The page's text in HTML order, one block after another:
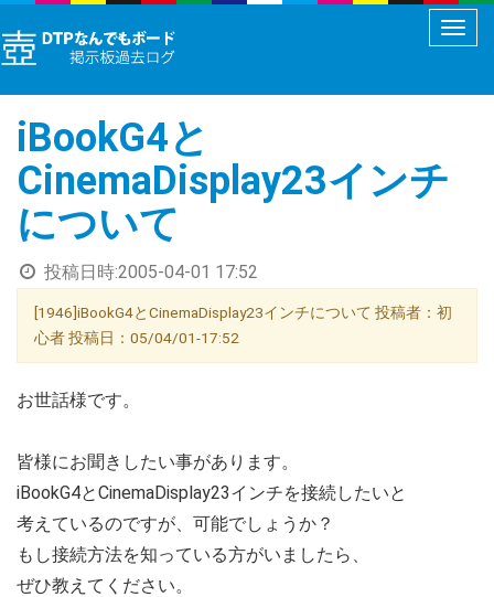
メ
ュ
iBookG4と
CinemaDisplay23インチ
について
投稿日時:2005-04-01 17:52
[1946]iBookG4とCinemaDisplay23インチについて 投稿者：初
心者 投稿日：05/04/01-17:52
お世話様です。
皆様にお聞きしたい事があります。
iBookG4とCinemaDisplay23インチを接続したいと
考えているのですが、可能でしょうか？
もし接続方法を知っている方がいましたら、
ぜひ教えてください。